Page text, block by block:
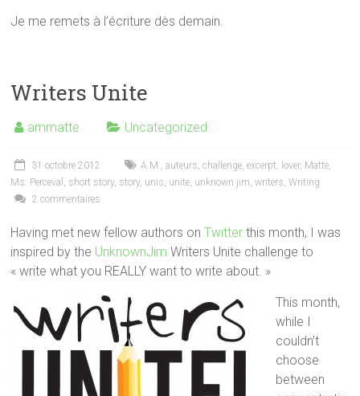
Je me remets à l’écriture dès demain.
Writers Unite
ammatte Uncategorized
31 octobre 2012 A.M.,auteurs,challenge,excerpt, lover, Matte,
Ms. Perceval , short story, story, unis, unite, unknown jim,writers,Writing
2 commentaires
Having met new fellow authors onTwitter this month, I was
inspired by the UnknownJim Writers Unite challenge to
« write what you REALLY want to write about. »
This month,
while I
couldn’t
choose
between